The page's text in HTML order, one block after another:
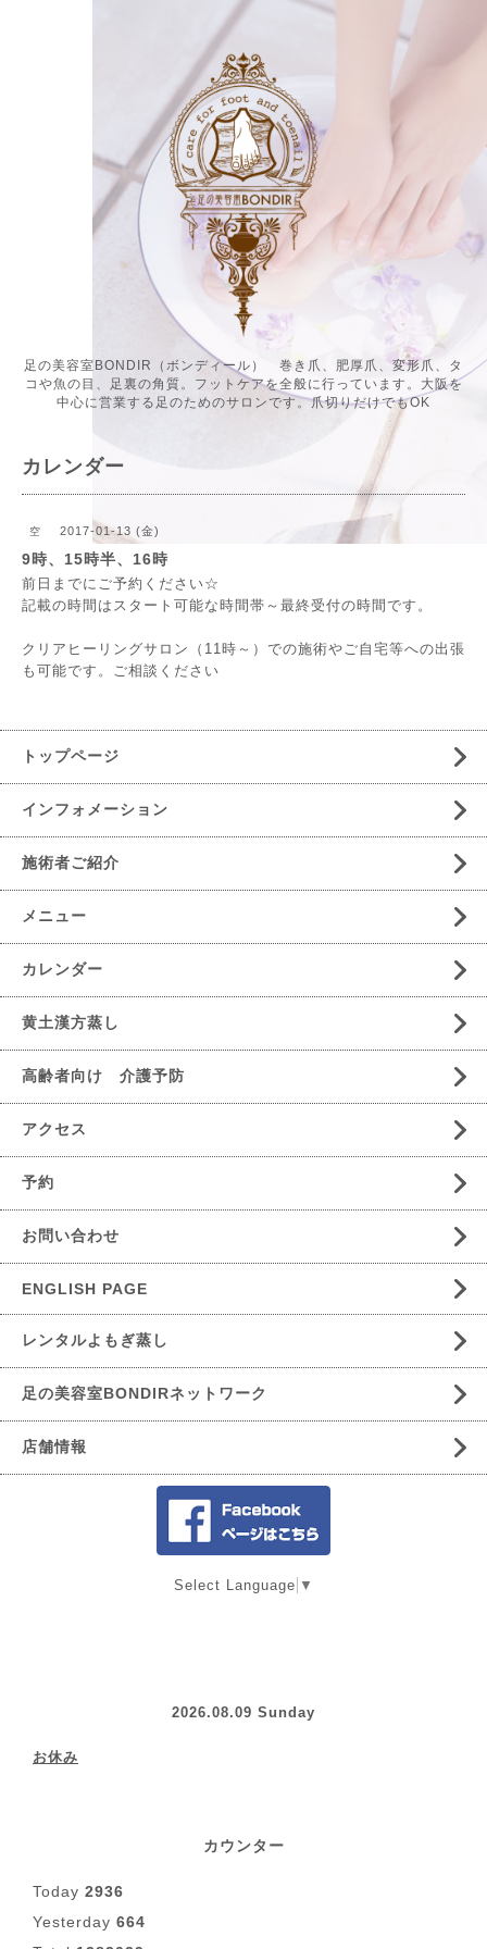
足の美容室BONDIR（ボンディール） 巻き爪、肥厚爪、変形爪、タ
コや魚の目、足裏の角質。フットケアを全般に行っています。大阪を
中心に営業する足のためのサロンです。爪切りだけでもOK
カレンダー
空 2017-01-13 (金)
9時、15時半、16時
前日までにご予約ください☆
記載の時間はスタート可能な時間帯～最終受付の時間です。
クリアヒーリングサロン（11時～）での施術やご自宅等への出張
も可能です。ご相談ください
トップページ
インフォメーション
施術者ご紹介
メニュー
カレンダー
黄土漢方蒸し
高齢者向け 介護予防
アクセス
予約
お問い合わせ
ENGLISH PAGE
レンタルよもぎ蒸し
足の美容室BONDIRネットワーク
店舗情報
Select Language ▼
2026.08.09 Sunday
お休み
カウンター
Today 2936
Yesterday 664